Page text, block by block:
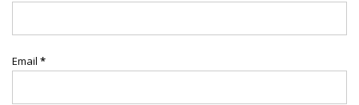
Email *